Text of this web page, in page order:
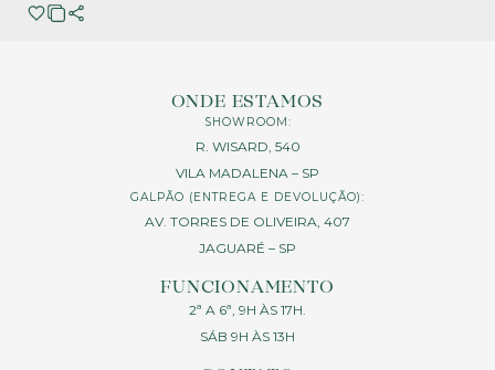
ONDE ESTAMOS
SHOWROOM:
R. WISARD, 540
VILA MADALENA – SP
GALPÃO (ENTREGA E DEVOLUÇÃO):
AV. TORRES DE OLIVEIRA, 407
JAGUARÉ – SP
FUNCIONAMENTO
2ª A 6ª, 9H ÀS 17H.
SÁB 9H ÀS 13H